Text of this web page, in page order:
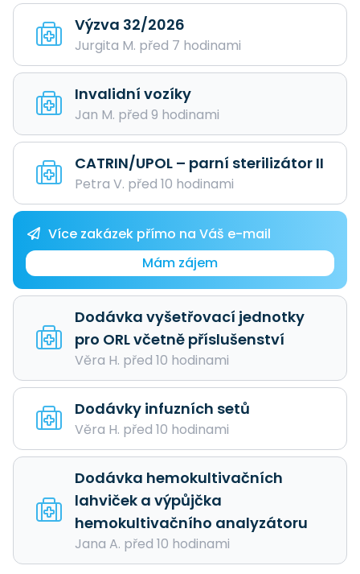
Výzva 32/2026
Jurgita M. před 7 hodinami
Invalidní vozíky
Jan M. před 9 hodinami
CATRIN/UPOL – parní sterilizátor II
Petra V. před 10 hodinami
Více zakázek přímo na Váš e-mail
Mám zájem
Dodávka vyšetřovací jednotky
pro ORL včetně příslušenství
Věra H. před 10 hodinami
Dodávky infuzních setů
Věra H. před 10 hodinami
Dodávka hemokultivačních
lahviček a výpůjčka
hemokultivačního analyzátoru
Jana A. před 10 hodinami